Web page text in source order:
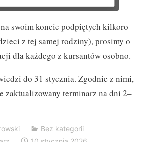
swoim koncie podpiętych kilkoro
z tej samej rodziny), prosimy o
dla każdego z kursantów osobno.
do 31 stycznia. Zgodnie z nimi,
zaktualizowany terminarz na dni 2–
Bez kategorii